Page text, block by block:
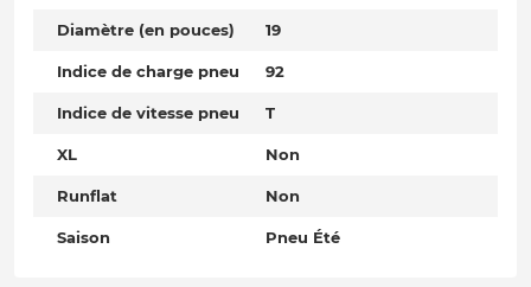
Diamètre (en pouces) 19
Indice de charge pneu 92
Indice de vitesse pneu T
XL Non
Runflat Non
Saison Pneu Été